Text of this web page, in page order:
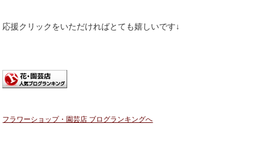
応援クリックをいただければとても嬉しいです↓
フラワーショップ・園芸店 ブログランキングへ